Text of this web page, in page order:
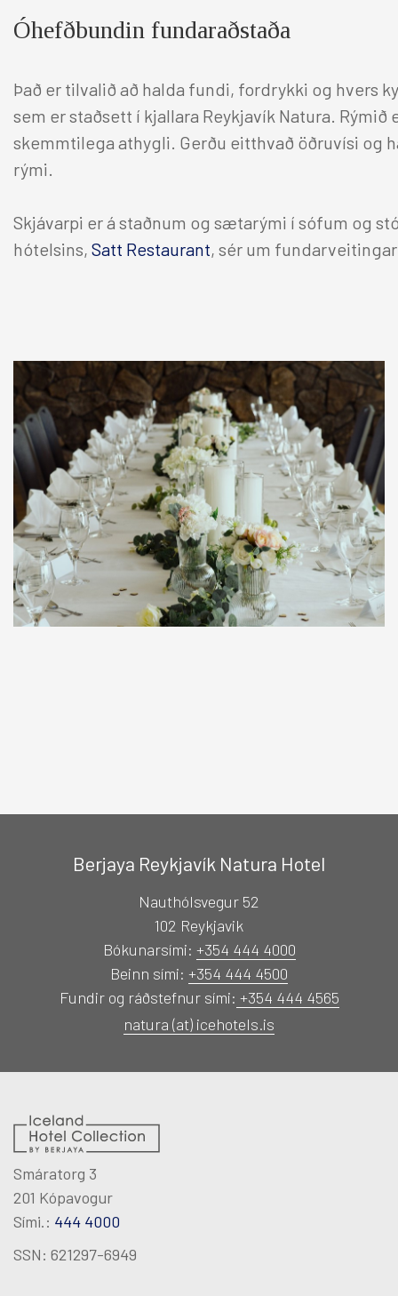
Óhefðbundin fundaraðstaða
Það er tilvalið að halda fundi, fordrykki og hvers
sem er staðsett í kjallara Reykjavík Natura.
skemmtilega athygli. Gerðu eitthvað öðruvísi og
rými.
Skjávarpi er á staðnum og sætarými í sófum og
hótelsins, Satt Restaurant, sér um
Berjaya Reykjavík Natura Hotel
Nauthólsvegur 52
102 Reykjavik
Bókunarsími: +354 444 4000
Beinn sími: +354 444 4500
Fundir og ráðstefnur sími: +354 444 4565
natura (at) icehotels.is
Smáratorg 3
201 Kópavogur
Sími.: 444 4000
SSN: 621297-6949